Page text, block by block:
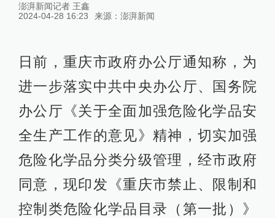
澎湃新闻记者 王鑫
2024-04-28 16:23
来源： 澎湃新闻
日前，重庆市政府办公厅通知称，为
进一步落实中共中央办公厅、国务院
办公厅《关于全面加强危险化学品安
全生产工作的意见》精神，切实加强
危险化学品分类分级管理，经市政府
同意，现印发《重庆市禁止、限制和
控制类危险化学品目录（第一批）》